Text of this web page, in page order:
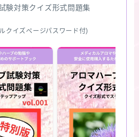
験対策クイズ形式問題集
クイズページパスワード付)